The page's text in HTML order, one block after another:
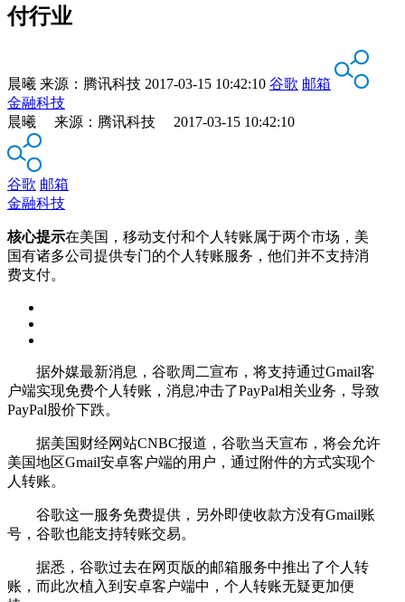
付行业
晨曦 来源： 腾讯科技 2017-03-15 10:42:10 谷歌 邮箱
金融科技
晨曦 来源：腾讯科技 2017-03-15 10:42:10
谷歌 邮箱
金融科技
核心提示在美国，移动支付和个人转账属于两个市场，美
国有诸多公司提供专门的个人转账服务，他们并不支持消
费支付。
据外媒最新消息，谷歌周二宣布，将支持通过Gmail客
户端实现免费个人转账，消息冲击了PayPal相关业务，导致
PayPal股价下跌。
据美国财经网站CNBC报道，谷歌当天宣布，将会允许
美国地区Gmail安卓客户端的用户，通过附件的方式实现个
人转账。
谷歌这一服务免费提供，另外即使收款方没有Gmail账
号，谷歌也能支持转账交易。
据悉，谷歌过去在网页版的邮箱服务中推出了个人转
账，而此次植入到安卓客户端中，个人转账无疑更加便